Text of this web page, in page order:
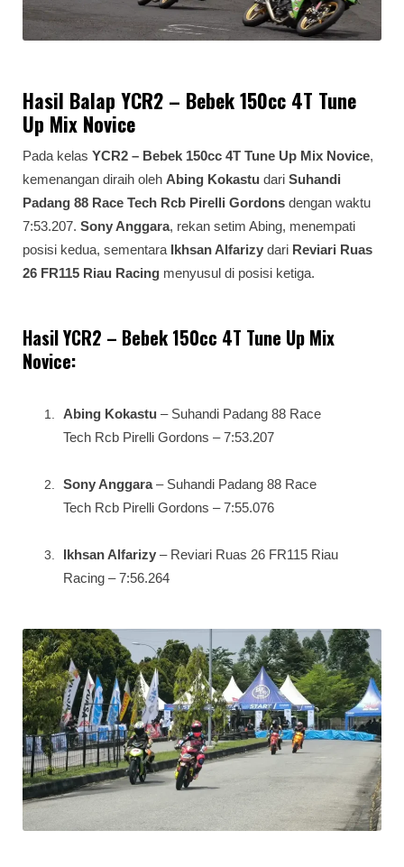
Hasil Balap YCR2 – Bebek 150cc 4T Tune
Up Mix Novice
Pada kelas YCR2 – Bebek 150cc 4T Tune Up Mix Novice,
kemenangan diraih oleh Abing Kokastu dari Suhandi
Padang 88 Race Tech Rcb Pirelli Gordons dengan waktu
7:53.207. Sony Anggara, rekan setim Abing, menempati
posisi kedua, sementara Ikhsan Alfarizy dari Reviari Ruas
26 FR115 Riau Racing menyusul di posisi ketiga.
Hasil YCR2 – Bebek 150cc 4T Tune Up Mix
Novice:
Abing Kokastu – Suhandi Padang 88 Race
Tech Rcb Pirelli Gordons – 7:53.207
Sony Anggara– Suhandi Padang 88 Race
Tech Rcb Pirelli Gordons – 7:55.076
Ikhsan Alfarizy – Reviari Ruas 26 FR115 Riau
Racing – 7:56.264